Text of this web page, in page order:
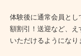
体験後に通常会員と
額割引！送迎など、
いただけるようになり